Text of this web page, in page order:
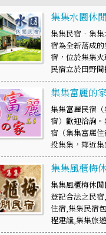
集集水園休
集集民宿‧集集
宿為全新落成
宿，位於集集火
民宿立於田野
集集富麗的
集集富麗民宿
宿）歡迎洽詢
宿（集集富麗
投集集，鄰近
集集風櫃梅
集集風櫃梅休
登記合法之民
住宿,集集民宿
程建議,集集旅